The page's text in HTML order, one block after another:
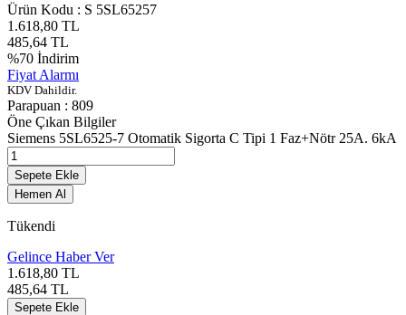
Ürün Kodu : S 5SL65257
1.618,80 TL
485,64 TL
%70 İndirim
Fiyat Alarmı
KDV Dahildir.
Parapuan : 809
Öne Çıkan Bilgiler
Siemens 5SL6525-7 Otomatik Sigorta C Tipi 1 Faz+Nötr 25A. 6kA
Sepete Ekle
Hemen Al
Tükendi
Gelince Haber Ver
1.618,80 TL
485,64 TL
Sepete Ekle